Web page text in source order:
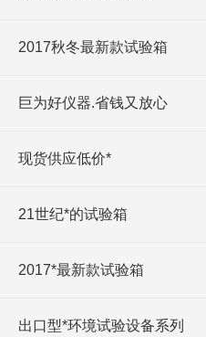
2017秋冬最新款试验箱
巨为好仪器.省钱又放心
现货供应低价*
21世纪*的试验箱
2017*最新款试验箱
出口型*环境试验设备系列